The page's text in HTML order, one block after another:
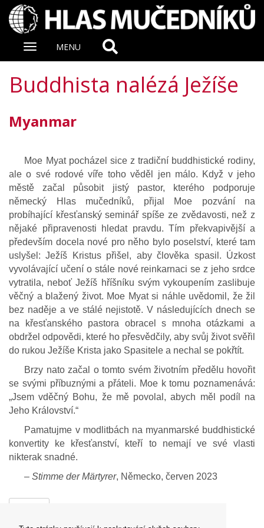
Zobrazit
MENU
Buddhista nalézá Ježíše
Myanmar
Moe Myat pocházel sice z tradiční buddhistické rodiny,
ale o své rodové víře toho věděl jen málo. Když v jeho
městě začal působit jistý pastor, kterého podporuje
německý Hlas mučedníků, přijal Moe pozvání na
probíhající křesťanský seminář spíše ze zvědavosti, než z
nějaké připravenosti hledat pravdu. Tím překvapivější a
především docela nové pro něho bylo poselství, které tam
uslyšel: Ježíš Kristus přišel, aby člověka spasil. Úzkost
vyvolávající učení o stále nové reinkarnaci se z jeho srdce
vytratila, neboť Ježíš hříšníku svým vykoupením zaslibuje
věčný a blažený život. Moe Myat si náhle uvědomil, že žil
bez naděje a ve stálé nejistotě. V následujících dnech se
na křesťanského pastora obracel s mnoha otázkami a
obdržel odpovědi, které ho přesvědčily, aby svůj život svěřil
do rukou Ježíše Krista jako Spasitele a nechal se pokřtít.
Brzy nato začal o tomto svém životním předělu hovořit
se svými příbuznými a přáteli. Moe k tomu poznamenává:
„Jsem vděčný Bohu, že mě povolal, abych měl podíl na
Jeho Království.“
Pamatujme v modlitbách na myanmarské buddhistické
konvertity ke křesťanství, kteří to nemají ve své vlasti
nikterak snadné.
‒Stimme der Märtyrer, Německo, červen 2023